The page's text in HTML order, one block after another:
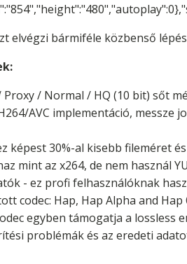
elvégzi bármiféle közbenső
Proxy / Normal / HQ (10 bit) sőt
AVC implementáció,
képest 30%-al kisebb fileméret
mint az x264, de nem használ
- ez profi felhasználóknak
codec: Hap, Hap Alpha and
egyben támogatja a lossless
problémák és az eredeti